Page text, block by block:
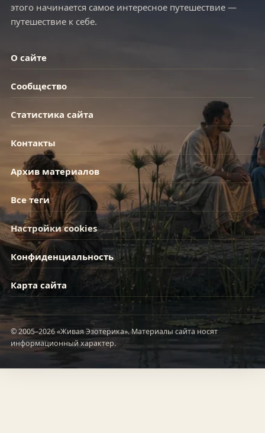
этого начинается самое интересное путешествие —
путешествие к себе.
О сайте
Сообщество
Статистика сайта
Контакты
Архив материалов
Все теги
Настройки cookies
Конфиденциальность
Карта сайта
© 2005–2026 «Живая Эзотерика». Материалы сайта носят
информационный характер.